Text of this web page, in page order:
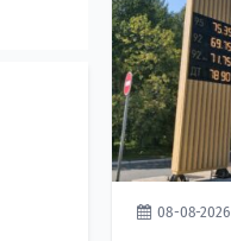
08-08-2026